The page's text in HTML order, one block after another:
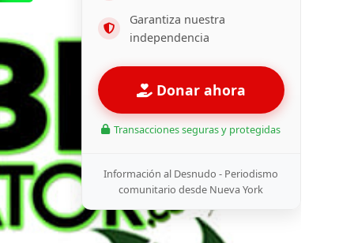
Garantiza nuestra
independencia
Donar ahora
Transacciones seguras y protegidas
Información al Desnudo - Periodismo
comunitario desde Nueva York